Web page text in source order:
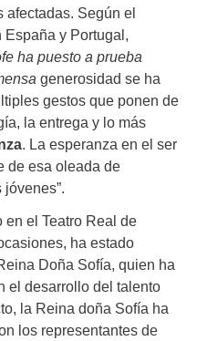
afectadas. Según el
España y Portugal,
ha puesto a prueba
generosidad se ha
gestos que ponen de
la entrega y lo más
. La esperanza en el ser
de esa oleada de
en el Teatro Real de
ha estado
Doña Sofía, quien ha
el desarrollo del talento
la Reina doña Sofía ha
los representantes de